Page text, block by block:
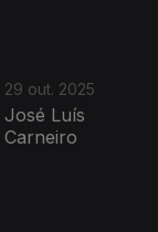
29 out. 2025
José Luís
Carneiro